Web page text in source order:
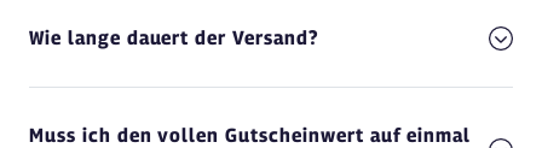
Wie lange dauert der Versand?
Muss ich den vollen Gutscheinwert auf einmal